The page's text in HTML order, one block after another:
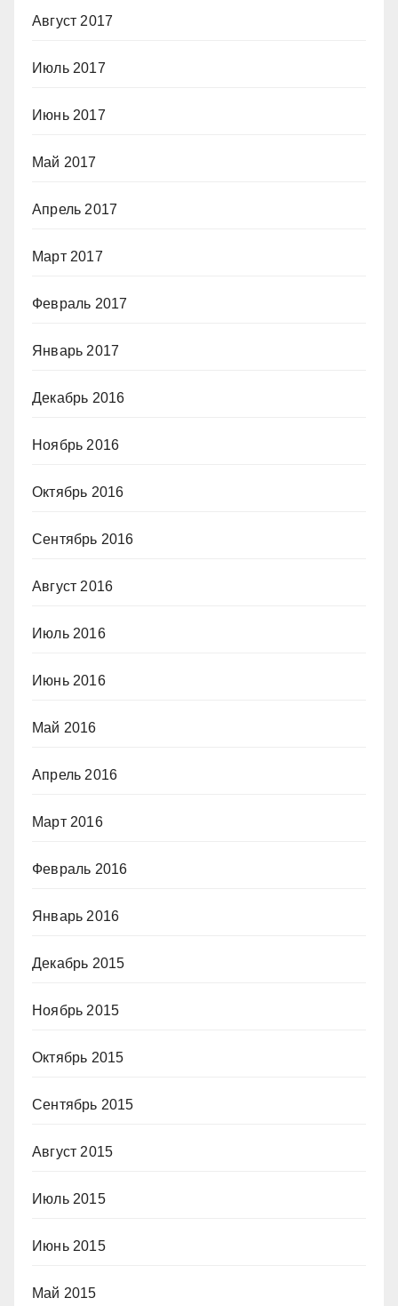
Август 2017
Июль 2017
Июнь 2017
Май 2017
Апрель 2017
Март 2017
Февраль 2017
Январь 2017
Декабрь 2016
Ноябрь 2016
Октябрь 2016
Сентябрь 2016
Август 2016
Июль 2016
Июнь 2016
Май 2016
Апрель 2016
Март 2016
Февраль 2016
Январь 2016
Декабрь 2015
Ноябрь 2015
Октябрь 2015
Сентябрь 2015
Август 2015
Июль 2015
Июнь 2015
Май 2015